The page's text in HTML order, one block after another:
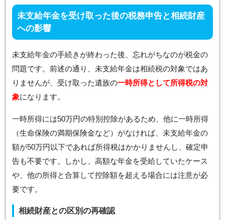
未支給年金を受け取った後の税務申告と相続財産
への影響
未支給年金の手続きが終わった後、忘れがちなのが税金の
問題です。前述の通り、未支給年金は相続税の対象ではあ
りませんが、受け取った遺族の一時所得として所得税の対
象になります。
一時所得には50万円の特別控除があるため、他に一時所得
（生命保険の満期保険金など）がなければ、未支給年金の
額が50万円以下であれば所得税はかかりませんし、確定申
告も不要です。しかし、高額な年金を受給していたケース
や、他の所得と合算して控除額を超える場合には注意が必
要です。
相続財産との区別の再確認